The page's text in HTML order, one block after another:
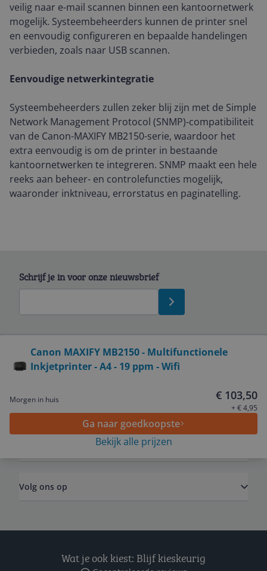
veilig naar e-mail scannen binnen een kantoornetwerk
mogelijk. Systeembeheerders kunnen de printer snel
en eenvoudig configureren en bepaalde handelingen
verbieden, zoals naar USB scannen.
Eenvoudige netwerkintegratie
Systeembeheerders zullen zeker blij zijn met de Simple
Network Management Protocol (SNMP)-compatibiliteit
van de Canon-MAXIFY MB2150-serie, waardoor het
extra eenvoudig is om de printer in bestaande
kantoornetwerken te integreren. SNMP maakt een hele
reeks aan beheer- en controlefuncties mogelijk,
waaronder inktniveau, errorstatus en paginatelling.
Canon MAXIFY MB2150 - Multifunctionele
Inkjetprinter - A4 - 19 ppm - Wifi
Morgen in huis € 103,50
+ € 4,95
Ga naar goedkoopste
Bekijk alle prijzen
Schrijf je in voor onze nieuwsbrief
Service
Algemeen
Volg ons op
Wat je ook kiest: Blijf kieskeurig